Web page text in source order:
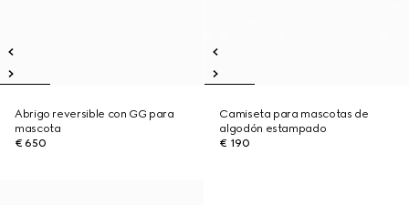
Abrigo reversible con GG para
mascota
€ 650
Camiseta para mascotas de
algodón estampado
€ 190